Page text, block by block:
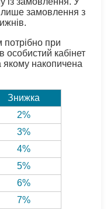
лише замовлення з
при
кабінет
накопичена
Знижка
2%
3%
4%
5%
6%
7%